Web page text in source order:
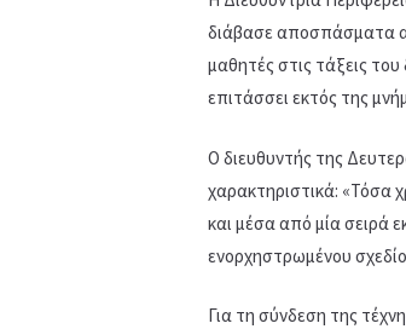
διάβασε αποσπάσματα
μαθητές στις τάξεις
επιτάσσει εκτός της
Ο διευθυντής της
χαρακτηριστικά: «Τόσα
και μέσα από μία σειρά
ενορχηστρωμένου
Για τη σύνδεση της